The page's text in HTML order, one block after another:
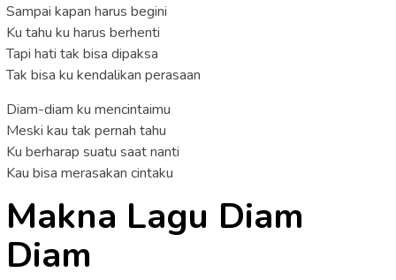
Sampai kapan harus begini
Ku tahu ku harus berhenti
Tapi hati tak bisa dipaksa
Tak bisa ku kendalikan perasaan
Diam-diam ku mencintaimu
Meski kau tak pernah tahu
Ku berharap suatu saat nanti
Kau bisa merasakan cintaku
Makna Lagu Diam
Diam